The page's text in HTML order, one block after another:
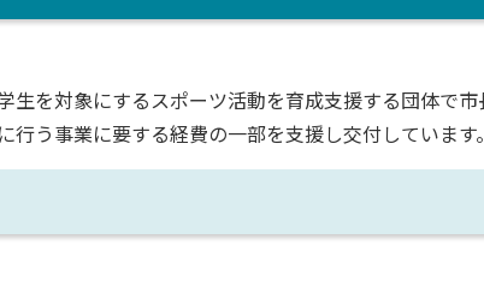
生を対象にするスポーツ活動を育成支援する団体で
う事業に要する経費の一部を支援し交付しています。